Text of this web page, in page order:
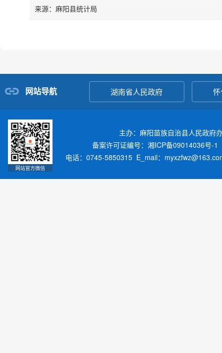
来源：麻阳县统计局
网站导航 湖南省人民政府
网站官方微信
主办：麻阳苗族自治县人民政
备案许可证编号：湘ICP备09014036号-1
电话：0745-5850315 E_mail：